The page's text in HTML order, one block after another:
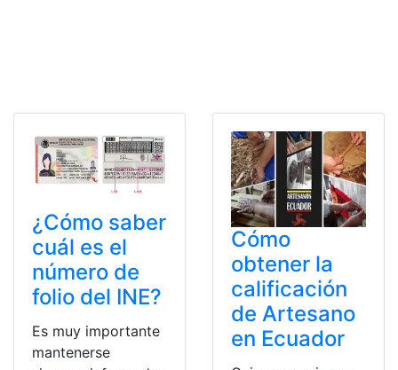
¿Cómo saber
cuál es el
número de
folio del INE?
Es muy importante
mantenerse
Cómo
obtener la
calificación
de Artesano
en Ecuador